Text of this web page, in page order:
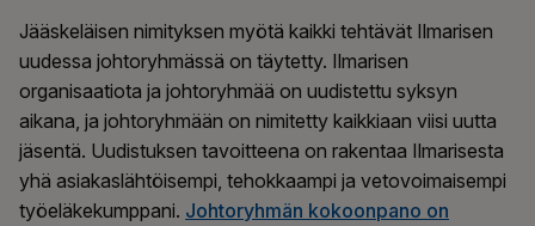
Jääskeläisen nimityksen myötä kaikki tehtävät Ilmarisen
uudessa johtoryhmässä on täytetty. Ilmarisen
organisaatiota ja johtoryhmää on uudistettu syksyn
aikana, ja johtoryhmään on nimitetty kaikkiaan viisi uutta
jäsentä. Uudistuksen tavoitteena on rakentaa Ilmarisesta
yhä asiakaslähtöisempi, tehokkaampi ja vetovoimaisempi
työeläkekumppani. Johtoryhmän kokoonpano on